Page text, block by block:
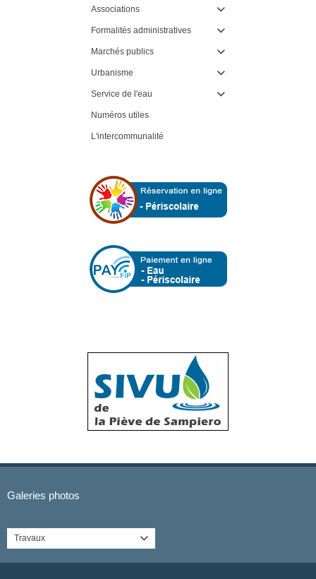
Associations 
Formalités administratives 
Marchés publics 
Urbanisme 
Service de l'eau 
Numéros utiles
L'intercommunalité
Galeries photos
Travaux 